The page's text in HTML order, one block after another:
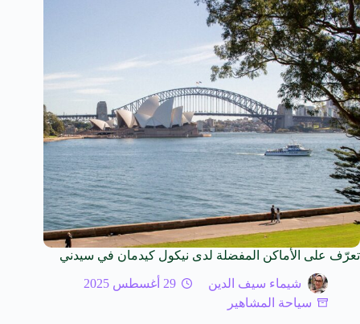
تعرّف على الأماكن المفضلة لدى نيكول كيدمان في سيدني
شيماء سيف الدين
29 أغسطس 2025
سياحة المشاهير